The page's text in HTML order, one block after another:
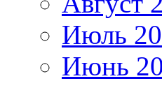
Июль
Июнь